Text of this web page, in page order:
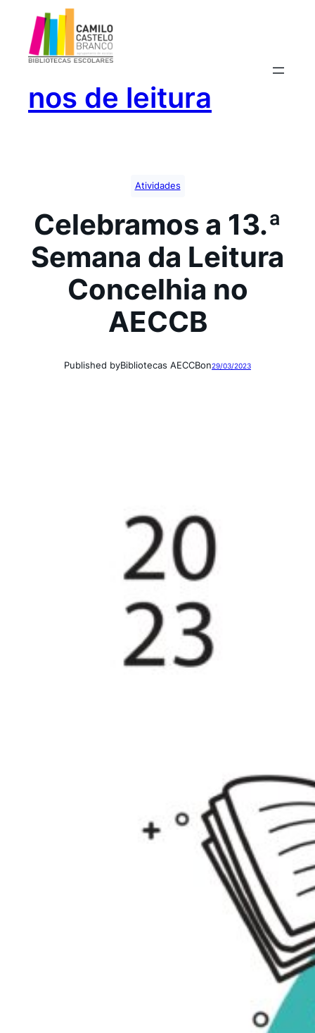
conteúdo
nos de leitura
Atividades
Celebramos a 13.ª
Semana da Leitura
Concelhia no
AECCB
Published byBibliotecas AECCBon29/03/2023